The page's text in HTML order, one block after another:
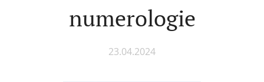
numerologie
23.04.2024